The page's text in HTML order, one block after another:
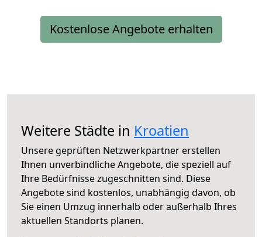
Kostenlose Angebote erhalten
Weitere Städte in Kroatien
Unsere geprüften Netzwerkpartner erstellen
Ihnen unverbindliche Angebote, die speziell auf
Ihre Bedürfnisse zugeschnitten sind. Diese
Angebote sind kostenlos, unabhängig davon, ob
Sie einen Umzug innerhalb oder außerhalb Ihres
aktuellen Standorts planen.